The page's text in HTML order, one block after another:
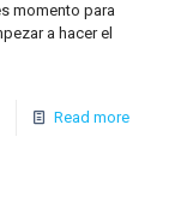
momento para
a hacer el
Read more